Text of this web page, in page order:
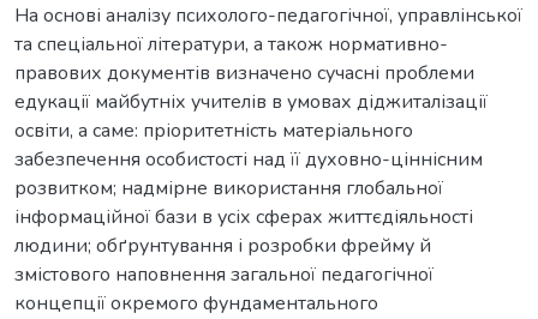
На основі аналізу психолого-педагогічної, управлінської
та спеціальної літератури, а також нормативно-
правових документів визначено сучасні проблеми
едукації майбутніх учителів в умовах діджиталізації
освіти, а саме: пріоритетність матеріального
забезпечення особистості над її духовно-ціннісним
розвитком; надмірне використання глобальної
інформаційної бази в усіх сферах життєдіяльності
людини; обґрунтування і розробки фрейму й
змістового наповнення загальної педагогічної
концепції окремого фундаментального